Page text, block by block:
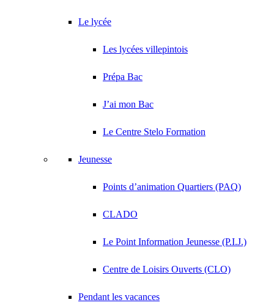
Le lycée
Les lycées villepintois
Prépa Bac
J’ai mon Bac
Le Centre Stelo Formation
Jeunesse
Points d’animation Quartiers (PAQ)
CLADO
Le Point Information Jeunesse (P.I.J.)
Centre de Loisirs Ouverts (CLO)
Pendant les vacances